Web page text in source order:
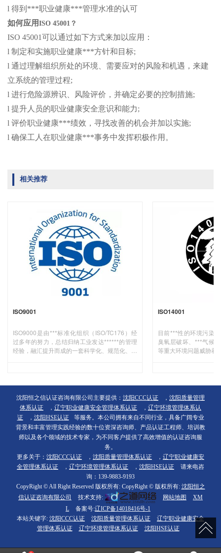
l 得到***职业健康***管理水准的认可
如何应用 ISO 45001？
ISO 45001可以通过如下方式来加以应用：
l 制定和实施职业健康***方针和目标;
l 通过理解组织所处的环境、需要应对的风险和机遇，来建
立系统的管理过程;
l 进行危险源辨识、风险评价，并确定必要的控制措施;
l 提升人员的职业健康安全意识和能力;
l 评价职业健康***绩效，寻找改善的机会并加以实施;
l 确保工人在职业健康***事务中发挥积极作用。
相关推荐
ISO9001
ISO9000是由***标准化组织（ISO/TC176）经
过多年的努力，总结归纳工业发达******的管理
经验，融汇提升而成的一套科学化、规范化、程
理的依据，规定了质量管理的共同语言和准则的
要求。贯彻了ISO9000标准，建立并保持了一个
质量管理体系，就是导入了一种新...
ISO14001
目前***性的环境污染
臭氧层破坏、***气候
等重大环境问题威胁着
何要实施ISO14000
沈阳恒之信认证咨询有限公司主要提供： 沈阳CCC认证 ， 沈阳质量管理
体系认证
， 辽宁职业健康安全管理体系认证 ， 辽宁环境管理体系认
证
， 沈阳HSE认证
等服务。本公司拥有来自不同行业，具备广阔专业
背景和丰富管理实践经验的数十位资深咨询师、产品认证工程师、培训教
师以及各个领域的技术专家，为不同客户提供了高效增值的认证咨询服
务。
更多关于： 沈阳CCC认证 ， 沈阳质量管理体系认证 ， 辽宁职业健康安
全管理体系认证
， 辽宁环境管理体系认证 ， 沈阳HSE认证
请来电咨
询：139-9883-9193
CopyRight © All Right Reserved 版权所有: CopyRight © 版权所有: 沈阳恒之
信认证咨询有限公司
技术支持: 网站地图
XM
L
备案号:辽ICP备14018416号-1
本站关键字: 沈阳CCC认证 沈阳质量管理体系认证
辽宁职业健康安全
管理体系认证
辽宁环境管理体系认证 沈阳HSE认证